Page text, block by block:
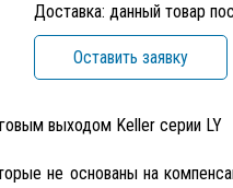
Доставка: данный товар
Оставить заявку
выходом Keller серии LY
не основаны на